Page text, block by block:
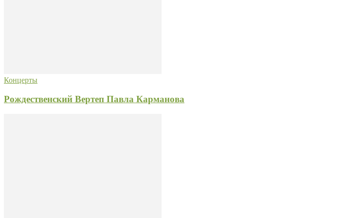
Концерты
Рождественский Вертеп Павла Карманова